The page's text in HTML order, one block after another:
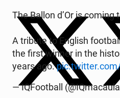
The Ballon d’Or is coming to
A tribute to English
the first winner in the
years ago.
— IQ­Foot­ball